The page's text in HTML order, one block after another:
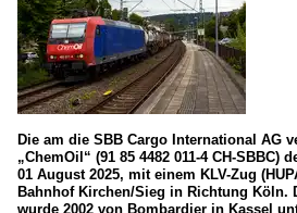
Die am die SBB Cargo International AG
„ChemOil“ (91 85 4482 011-4 CH-SBBC)
01 August 2025, mit einem KLV-Zug
Bahnhof Kirchen/Sieg in Richtung Köln.
wurde 2002 von Bombardier in Kassel